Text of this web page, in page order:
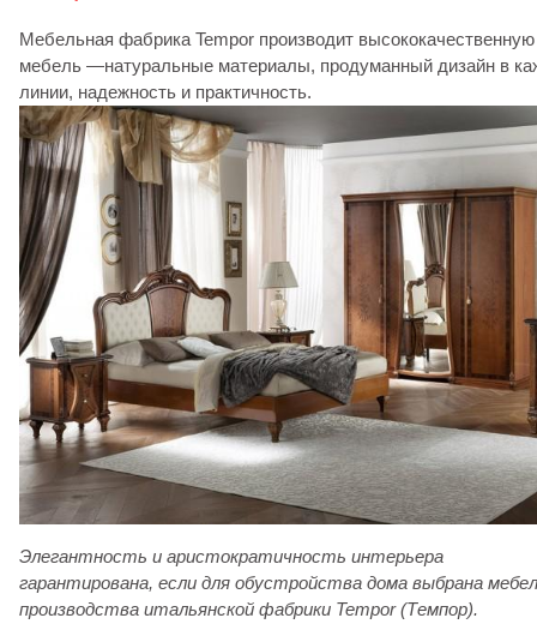
Мебельная фабрика Tempor производит высококачественную
мебель —натуральные материалы, продуманный дизайн в
линии, надежность и практичность.
Элегантность и аристократичность интерьера
гарантирована, если для обустройства дома выбрана
производства итальянской фабрики Tempor (Темпор).